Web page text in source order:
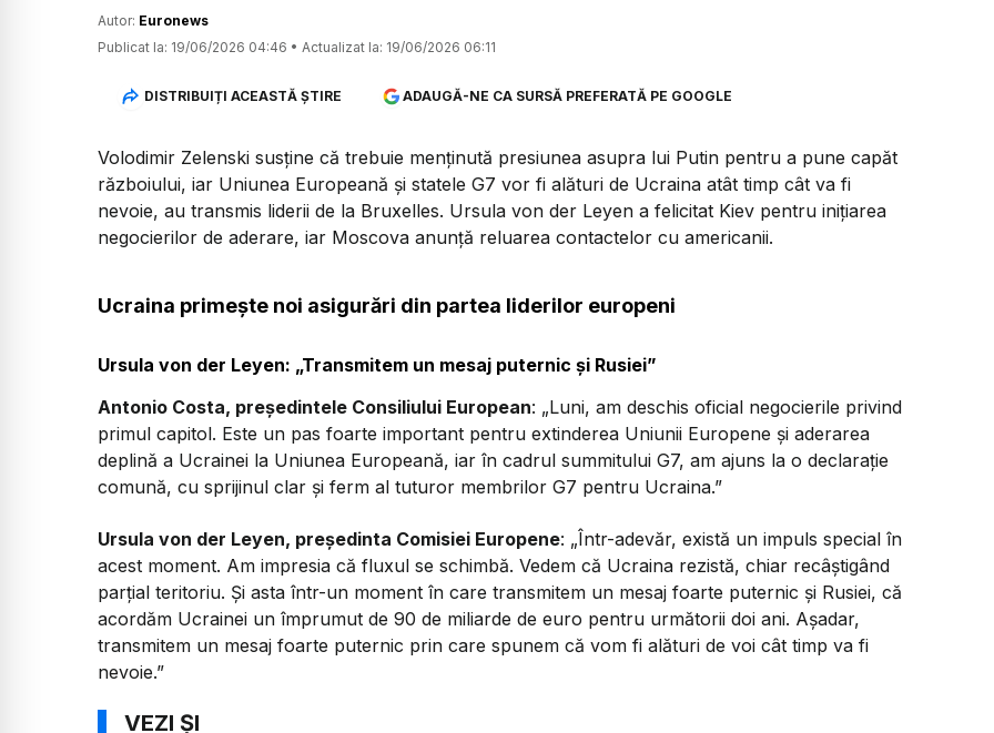
Autor: Euronews
Publicat la: 19/06/2026 04:46 • Actualizat la: 19/06/2026 06:11
DISTRIBUIȚI ACEASTĂ ȘTIRE ADAUGĂ-NE CA SURSĂ PREFERATĂ PE GOOGLE
Volodimir Zelenski susține că trebuie menținută presiunea asupra lui Putin pentru a pune capăt
războiului, iar Uniunea Europeană și statele G7 vor fi alături de Ucraina atât timp cât va fi
nevoie, au transmis liderii de la Bruxelles. Ursula von der Leyen a felicitat Kiev pentru inițiarea
negocierilor de aderare, iar Moscova anunță reluarea contactelor cu americanii.
Ucraina primește noi asigurări din partea liderilor europeni
Ursula von der Leyen: „Transmitem un mesaj puternic și Rusiei”
Antonio Costa, președintele Consiliului European: „Luni, am deschis oficial negocierile privind
primul capitol. Este un pas foarte important pentru extinderea Uniunii Europene și aderarea
deplină a Ucrainei la Uniunea Europeană, iar în cadrul summitului G7, am ajuns la o declarație
comună, cu sprijinul clar și ferm al tuturor membrilor G7 pentru Ucraina.”
Ursula von der Leyen, președinta Comisiei Europene: „Într-adevăr, există un impuls special în
acest moment. Am impresia că fluxul se schimbă. Vedem că Ucraina rezistă, chiar recâștigând
parțial teritoriu. Și asta într-un moment în care transmitem un mesaj foarte puternic și Rusiei, că
acordăm Ucrainei un împrumut de 90 de miliarde de euro pentru următorii doi ani. Așadar,
transmitem un mesaj foarte puternic prin care spunem că vom fi alături de voi cât timp va fi
nevoie.”